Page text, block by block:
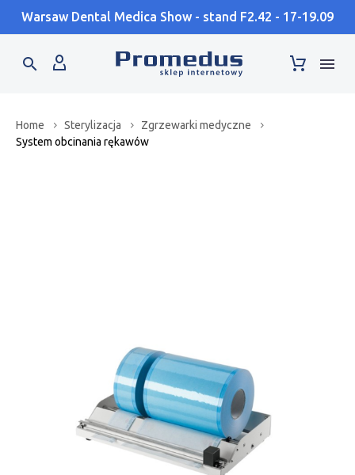
Warsaw Dental Medica Show - stand F2.42 - 17-19.09
Home Sterylizacja
Zgrzewarki medyczne
System obcinania rękawów